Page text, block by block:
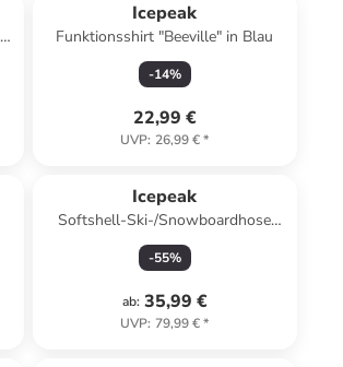
Icepeak
Funktionsshirt "Beeville" in Blau
-14%
22,99 €
UVP: 26,99 €*
Icepeak
Softshell-Ski-/Snowboardhose
"Fleming" in Dunkelblau
-55%
ab: 35,99 €
UVP: 79,99 €*